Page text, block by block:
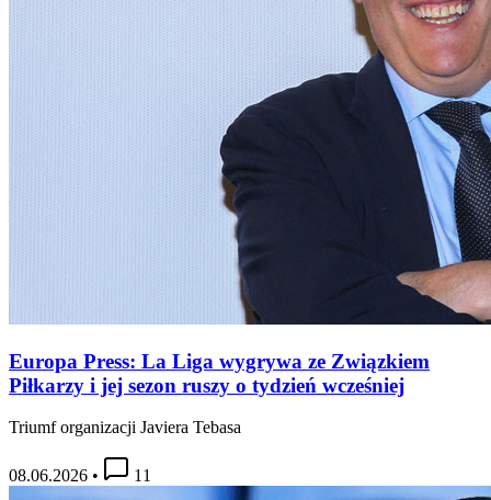
Europa Press: La Liga wygrywa ze Związkiem
Piłkarzy i jej sezon ruszy o tydzień wcześniej
Triumf organizacji Javiera Tebasa
08.06.2026 • 11